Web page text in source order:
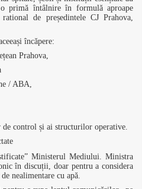
primă întâlnire în formulă aproape
de președintele CJ Prahova,
încăpere:
Prahova,
/ ABA,
control și ai structurilor operative.
Ministerul Mediului. Ministra
în discuții, doar pentru a considera
nealimentare cu apă.